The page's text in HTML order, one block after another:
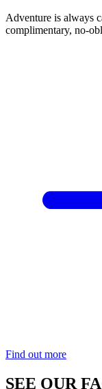
Adventure is always
complimentary, no-
Find out more
SEE OUR